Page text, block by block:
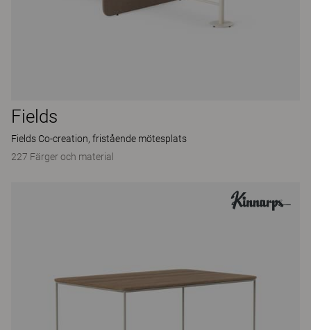
Fields
Fields Co-creation, fristående mötesplats
227 Färger och material